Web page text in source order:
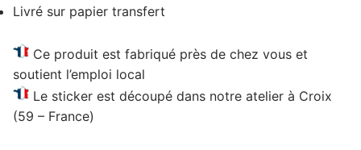
Livré sur papier transfert
Ce produit est fabriqué près de chez vous et
soutient l’emploi local
Le sticker est découpé dans notre atelier à Croix
(59 – France)